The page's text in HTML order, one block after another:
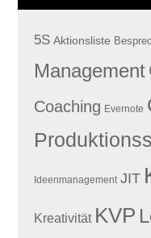
5S Aktionsliste
Management
Coaching Evernote
Ideenmanagement JIT
Kreativität KVP